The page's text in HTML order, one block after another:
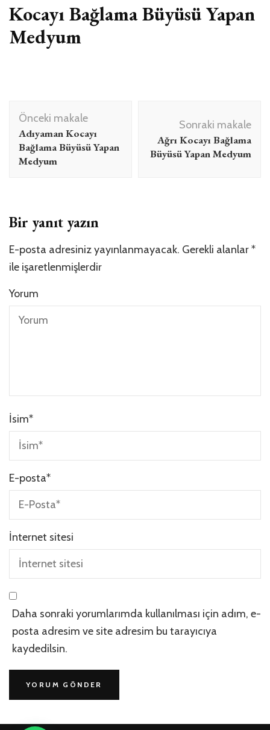
Büyüsü
Yapan
Kocayı Bağlama Büyüsü Yapan
Medyum
Yazı
dolaşımı
Önceki makale
Adıyaman Kocayı
Bağlama Büyüsü Yapan
Medyum
Sonraki makale
Ağrı Kocayı Bağlama
Büyüsü Yapan Medyum
Bir yanıt yazın
E-posta adresiniz yayınlanmayacak. Gerekli alanlar*
ile işaretlenmişlerdir
Yorum
İsim*
E-posta*
İnternet sitesi
Daha sonraki yorumlarımda kullanılması için adım, e-
posta adresim ve site adresim bu tarayıcıya
kaydedilsin.